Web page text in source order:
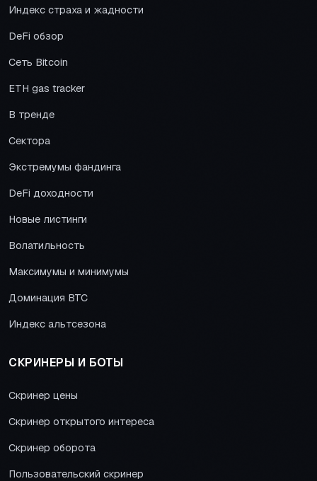
Индекс страха и жадности
DeFi обзор
Сеть Bitcoin
ETH gas tracker
В тренде
Сектора
Экстремумы фандинга
DeFi доходности
Новые листинги
Волатильность
Максимумы и минимумы
Доминация BTC
Индекс альтсезона
СКРИНЕРЫ И БОТЫ
Скринер цены
Скринер открытого интереса
Скринер оборота
Пользовательский скринер